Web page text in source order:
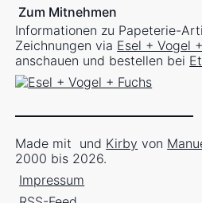
Zum Mitnehmen
Informationen zu Papeterie-
Zeichnungen via Esel + Vogel
anschauen und bestellen bei
Made mit und Kirby von
2000 bis 2026.
Impressum